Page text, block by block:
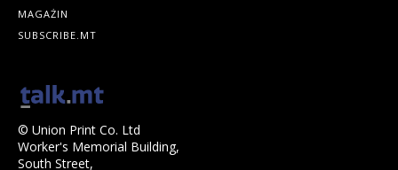
MAGAŻIN
SUBSCRIBE.MT
© Union Print Co. Ltd
Worker's Memorial Building,
South Street,